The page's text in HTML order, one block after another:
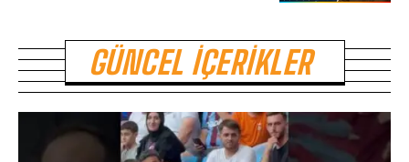
GÜNCEL İÇERIKLER